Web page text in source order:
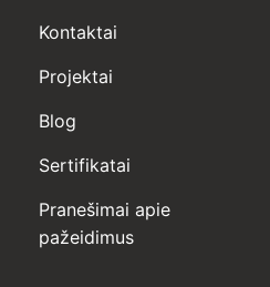
Kontaktai
Projektai
Blog
Sertifikatai
Pranešimai apie
pažeidimus